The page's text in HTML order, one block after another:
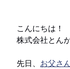
こんにちは！
株式会社とん
先日、 お父さ